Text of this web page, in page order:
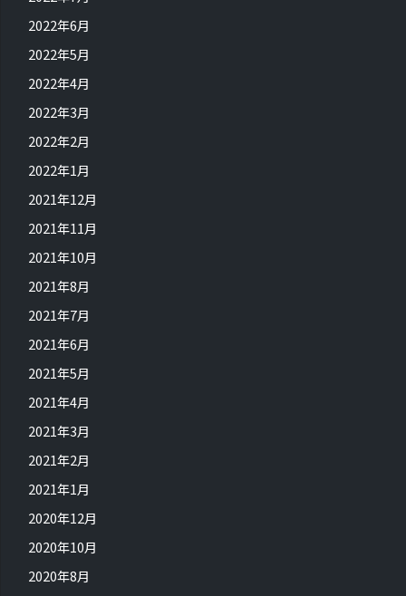
2022年6月
2022年5月
2022年4月
2022年3月
2022年2月
2022年1月
2021年12月
2021年11月
2021年10月
2021年8月
2021年7月
2021年6月
2021年5月
2021年4月
2021年3月
2021年2月
2021年1月
2020年12月
2020年10月
2020年8月